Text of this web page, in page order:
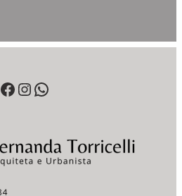
Facebook
Instagram
WhatsApp